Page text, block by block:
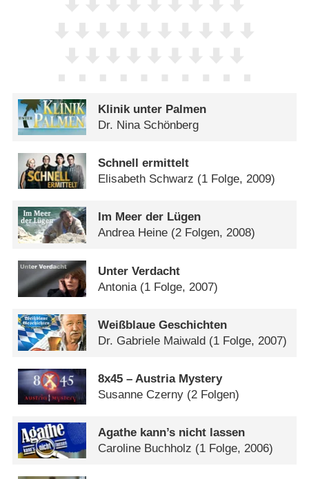
Klinik unter Palmen
Dr. Nina Schönberg
Schnell ermittelt
Elisabeth Schwarz (1 Folge, 2009)
Im Meer der Lügen
Andrea Heine (2 Folgen, 2008)
Unter Verdacht
Antonia (1 Folge, 2007)
Weißblaue Geschichten
Dr. Gabriele Maiwald (1 Folge, 2007)
8x45 – Austria Mystery
Susanne Czerny (2 Folgen)
Agathe kann’s nicht lassen
Caroline Buchholz (1 Folge, 2006)